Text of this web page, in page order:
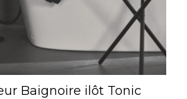
Baignoire ilôt Tonic